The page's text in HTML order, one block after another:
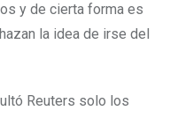
y de cierta forma es
la idea de irse del
Reuters solo los